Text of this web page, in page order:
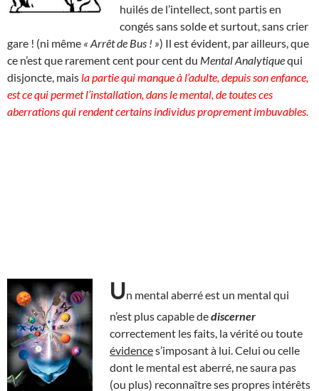
huilés de l’intellect, sont partis en
congés sans solde et surtout, sans crier
gare ! (ni même « Arrêt de Bus ! ») Il est évident, par ailleurs, que
ce n’est que rarement cent pour cent du Mental Analytiquequi
disjoncte, mais la partie qui manque à l’adulte, depuis son enfance,
est ce qui permet l’installation, dans le mental, de toutes ces
aberrations qui rendent certains individus proprement imbuvables.
Un mental aberré est un mental qui
n’est plus capable dediscerner
correctement les faits, la vérité ou toute
évidences’imposant à lui. Celui ou celle
dont le mental est aberré, ne saura pas
(ou plus) reconnaître ses propres intérêts